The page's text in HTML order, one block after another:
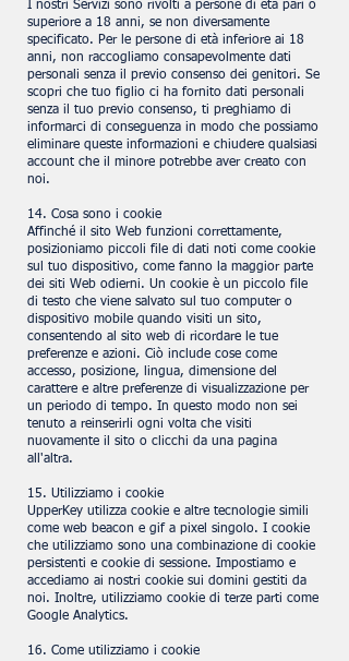
I nostri Servizi sono rivolti a persone di età pari o
superiore a 18 anni, se non diversamente
specificato. Per le persone di età inferiore ai 18
anni, non raccogliamo consapevolmente dati
personali senza il previo consenso dei genitori. Se
scopri che tuo figlio ci ha fornito dati personali
senza il tuo previo consenso, ti preghiamo di
informarci di conseguenza in modo che possiamo
eliminare queste informazioni e chiudere qualsiasi
account che il minore potrebbe aver creato con
noi.
14. Cosa sono i cookie
Affinché il sito Web funzioni correttamente,
posizioniamo piccoli file di dati noti come cookie
sul tuo dispositivo, come fanno la maggior parte
dei siti Web odierni. Un cookie è un piccolo file
di testo che viene salvato sul tuo computer o
dispositivo mobile quando visiti un sito,
consentendo al sito web di ricordare le tue
preferenze e azioni. Ciò include cose come
accesso, posizione, lingua, dimensione del
carattere e altre preferenze di visualizzazione per
un periodo di tempo. In questo modo non sei
tenuto a reinserirli ogni volta che visiti
nuovamente il sito o clicchi da una pagina
all'altra.
15. Utilizziamo i cookie
UpperKey utilizza cookie e altre tecnologie simili
come web beacon e gif a pixel singolo. I cookie
che utilizziamo sono una combinazione di cookie
persistenti e cookie di sessione. Impostiamo e
accediamo ai nostri cookie sui domini gestiti da
noi. Inoltre, utilizziamo cookie di terze parti come
Google Analytics.
16. Come utilizziamo i cookie